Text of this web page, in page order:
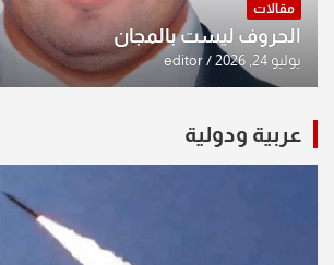
مقالات
الحروف ليست بالمجان
يوليو 24, 2026 editor
عربية ودولية